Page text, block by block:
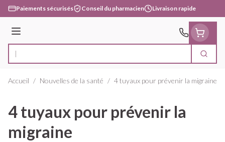
Aller au contenu
Paiements sécurisés Conseil du pharmacien Livraison rapide
Menu
Rechercher
Accueil / Nouvelles de la santé / 4 tuyaux pour prévenir la migraine
4 tuyaux pour prévenir la
migraine